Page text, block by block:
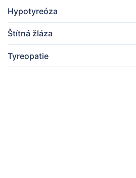
Hypotyreóza
Štítná žláza
Tyreopatie